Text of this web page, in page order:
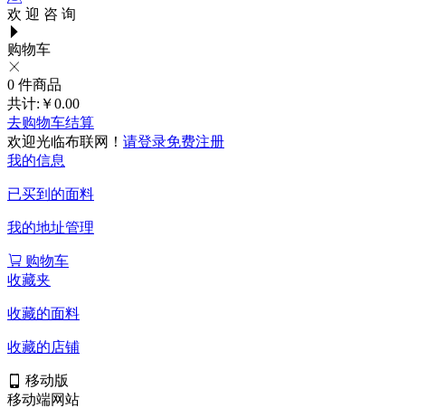
欢 迎 咨 询
购物车
0 件商品
共计: ￥0.00
去购物车结算
欢迎光临布联网！ 请登录免费注册
我的信息
已买到的面料
我的地址管理
购物车
收藏夹
收藏的面料
收藏的店铺
移动版
移动端网站